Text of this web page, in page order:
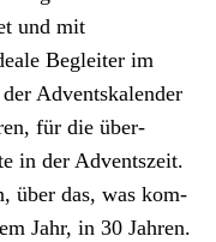
und mit
Begleit­er im
Adventskalen­der
für die über­
in der Adventszeit.
über das, was kom­
Jahr, in 30 Jahren.